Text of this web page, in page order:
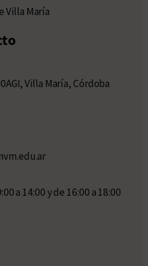
Villa María
Villa María, Córdoba
a 14:00 y de 16:00 a 18:00